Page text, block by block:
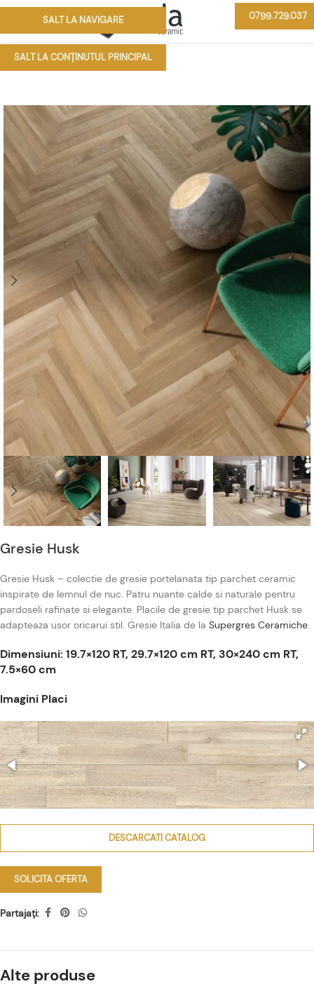
SALT LA NAVIGARE
SALT LA CONȚINUTUL PRINCIPAL
0799.729.037
Gresie Husk
Gresie Husk – colectie de gresie portelanata tip parchet ceramic
inspirate de lemnul de nuc. Patru nuante calde si naturale pentru
pardoseli rafinate si elegante. Placile de gresie tip parchet Husk se
adapteaza usor oricarui stil. Gresie Italia de la Supergres Ceramiche.
Dimensiuni: 19.7×120 RT, 29.7×120 cm RT, 30×240 cm RT,
7.5×60 cm
Imagini Placi
DESCARCATI CATALOG
SOLICITA OFERTA
Partajați:
Alte produse